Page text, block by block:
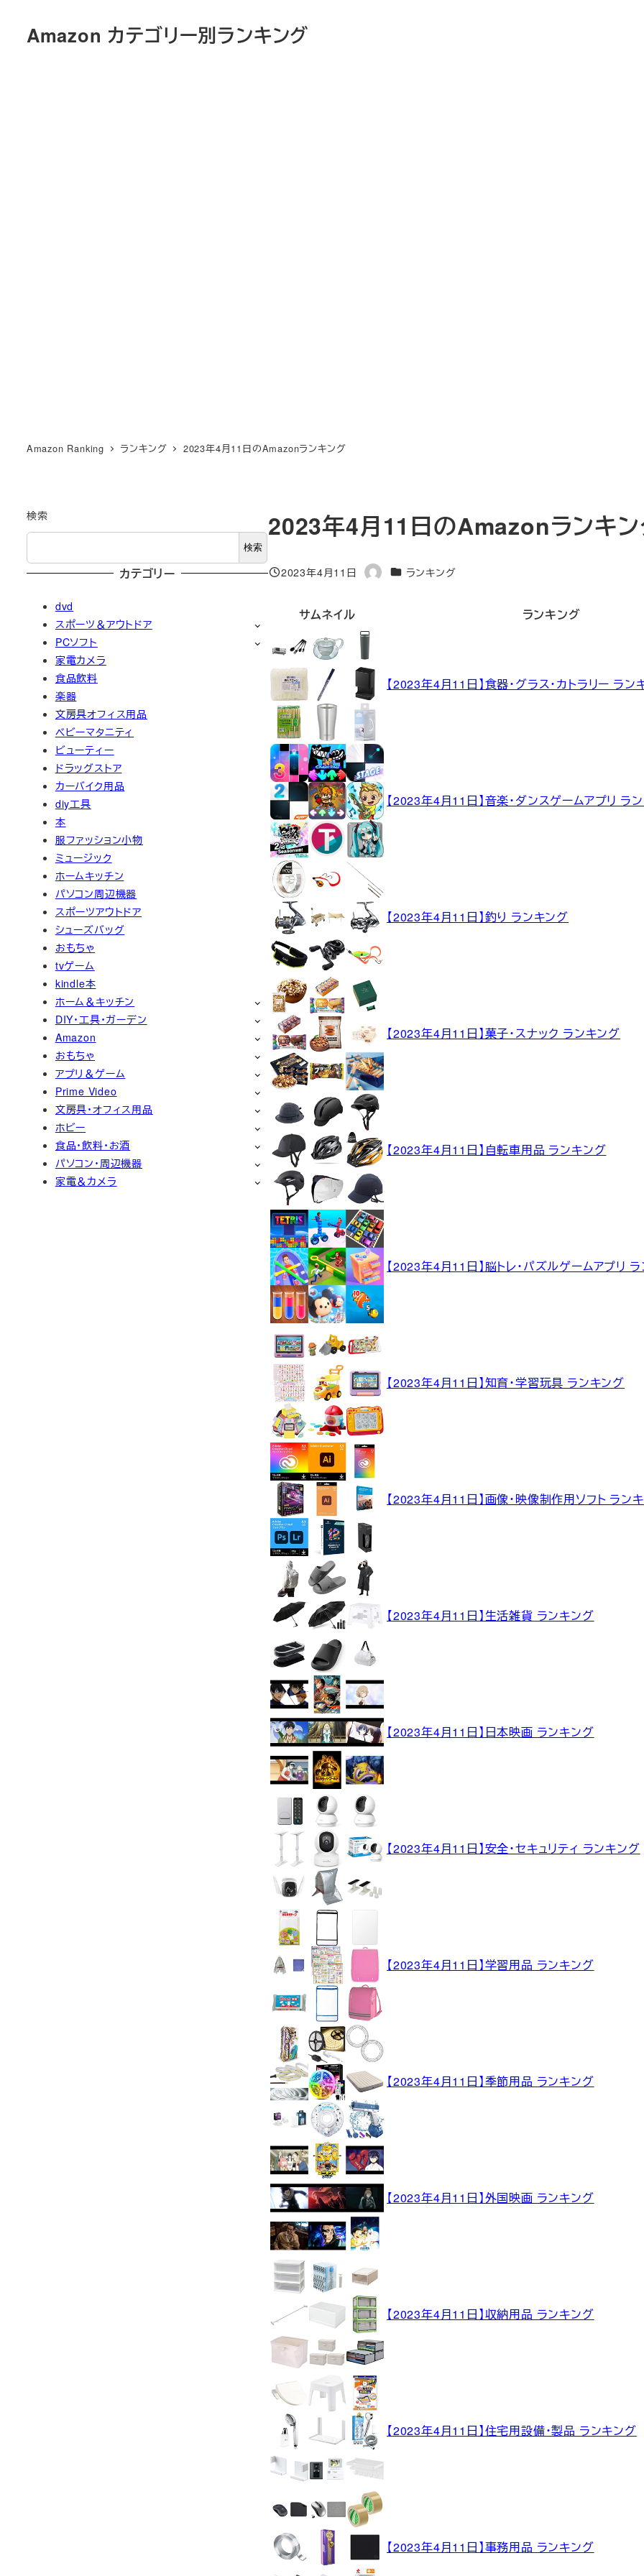
Amazon カテゴリー別ランキング
Amazon Ranking ランキング 2023年4月11日のAmazonランキング
2023年4月11日のAmazonランキ
投稿日
2023年4月11日
著
カテゴリー
ランキング
サムネイル ランキング
【2023年4月11日】食器・グラス・カトラリー ラン
【2023年4月11日】音楽・ダンスゲームアプリ ラ
【2023年4月11日】釣り ランキング
【2023年4月11日】菓子・スナック ランキング
【2023年4月11日】自転車用品 ランキング
【2023年4月11日】脳トレ・パズルゲームアプリ
【2023年4月11日】知育・学習玩具 ランキング
【2023年4月11日】画像・映像制作用ソフト ラン
【2023年4月11日】生活雑貨 ランキング
【2023年4月11日】日本映画 ランキング
【2023年4月11日】安全・セキュリティ ランキング
【2023年4月11日】学習用品 ランキング
【2023年4月11日】季節用品 ランキング
【2023年4月11日】外国映画 ランキング
【2023年4月11日】収納用品 ランキング
【2023年4月11日】住宅用設備・製品 ランキング
【2023年4月11日】事務用品 ランキング
検索
検索
カテゴリー
dvd
スポーツ＆アウトドア
PCソフト
家電カメラ
食品飲料
楽器
文房具オフィス用品
ベビーマタニティ
ビューティー
ドラッグストア
カーバイク用品
diy工具
本
服ファッション小物
ミュージック
ホームキッチン
パソコン周辺機器
スポーツアウトドア
シューズバッグ
おもちゃ
tvゲーム
kindle本
ホーム＆キッチン
DIY・工具・ガーデン
Amazon
おもちゃ
アプリ＆ゲーム
Prime Video
文房具・オフィス用品
ホビー
食品・飲料・お酒
パソコン・周辺機器
家電＆カメラ